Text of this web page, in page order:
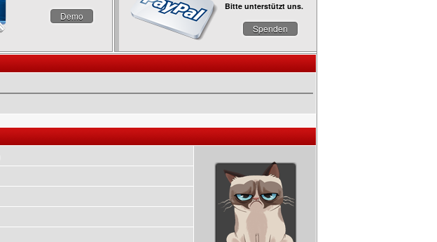
Demo
Bitte unterstützt uns.
Spenden